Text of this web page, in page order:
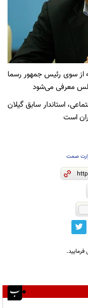
سوی رئیس جمهور رسما
معرفی می‌شود
استاندار سابق گیلان
است
صمت